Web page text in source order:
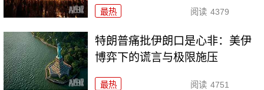
最热 阅读 4379
特朗普痛批伊朗口是心非：美伊
博弈下的谎言与极限施压
最热 阅读 4751